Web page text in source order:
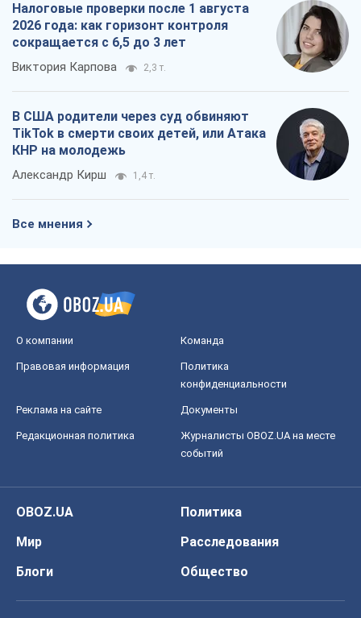
Налоговые проверки после 1 августа
2026 года: как горизонт контроля
сокращается с 6,5 до 3 лет
Виктория Карпова 2,3 т.
В США родители через суд обвиняют
TikTok в смерти своих детей, или Атака
КНР на молодежь
Александр Кирш 1,4 т.
Все мнения
О компании Команда
Правовая информация
Политика
конфиденциальности
Реклама на сайте Документы
Редакционная политика
Журналисты OBOZ.UA на месте
событий
OBOZ.UA
Политика
Мир
Расследования
Блоги
Общество